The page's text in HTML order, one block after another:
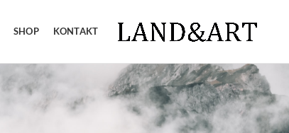
SHOP KONTAKT